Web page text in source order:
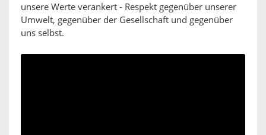
unsere Werte verankert - Respekt gegenüber unserer
Umwelt, gegenüber der Gesellschaft und gegenüber
uns selbst.